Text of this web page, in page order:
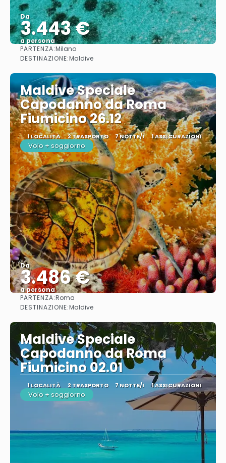
Da
3.443 €
a persona
PARTENZA:Milano
DESTINAZIONE:Maldive
Maldive Speciale
Capodanno da Roma
Fiumicino 26.12
1 LOCALITÀ 2 TRASPORTO 7 NOTTE/I 1 ASSICURAZIONI
Volo + soggiorno
Da
3.486 €
a persona
PARTENZA:Roma
DESTINAZIONE:Maldive
Maldive Speciale
Capodanno da Roma
Fiumicino 02.01
1 LOCALITÀ 2 TRASPORTO 7 NOTTE/I 1 ASSICURAZIONI
Volo + soggiorno